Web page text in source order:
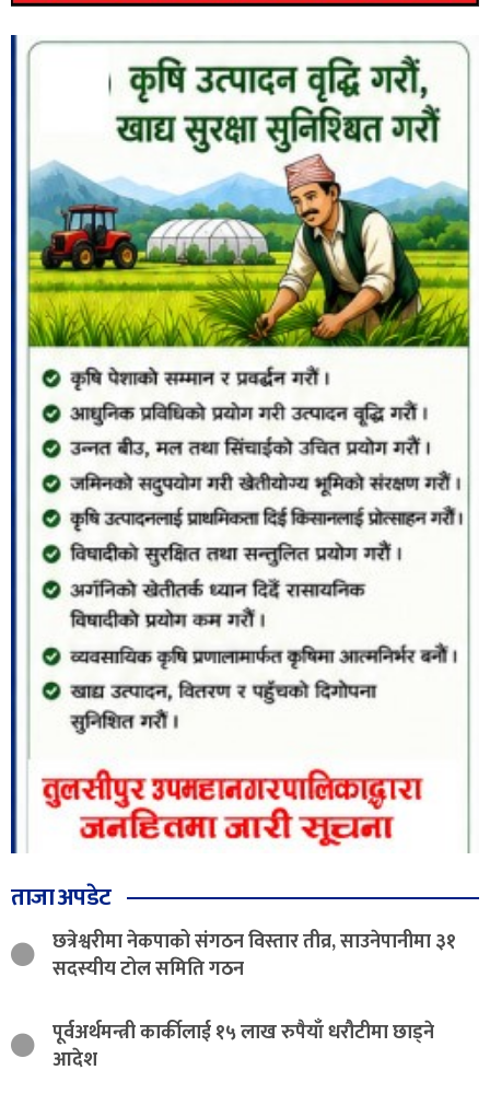
ताजा अपडेट
छत्रेश्वरीमा नेकपाको संगठन विस्तार तीव्र, साउनेपानीमा ३१
सदस्यीय टोल समिति गठन
पूर्वअर्थमन्त्री कार्कीलाई १५ लाख रुपैयाँ धरौटीमा छाड्ने
आदेश